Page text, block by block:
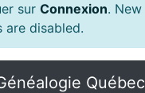
sur Connexion. New
are disabled.
Québec